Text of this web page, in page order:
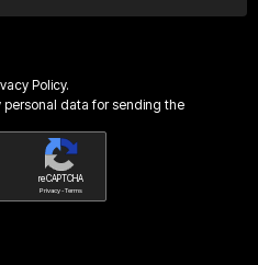
Policy.
data for sending the
reCAPTCHA
Privacy - Terms